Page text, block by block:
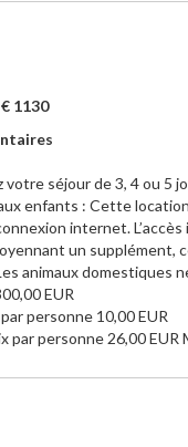
1130
séjour de 3, 4 ou 5
enfants : Cette
internet.
un supplément,
animaux domestiques
EUR
personne 10,00 EUR
par personne 26,00 EUR